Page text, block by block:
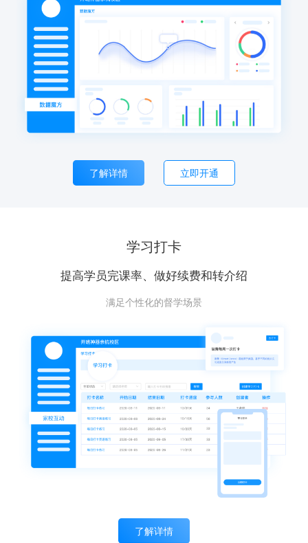
了解详情 立即开通
学习打卡
提高学员完课率、做好续费和转介绍
满足个性化的督学场景
了解详情